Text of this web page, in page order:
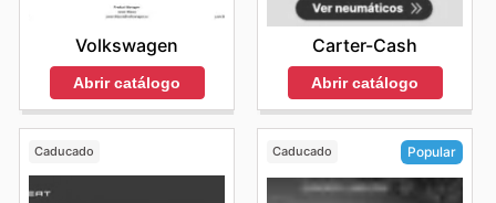
Volkswagen
Abrir catálogo
Carter-Cash
Abrir catálogo
Caducado Caducado Popular